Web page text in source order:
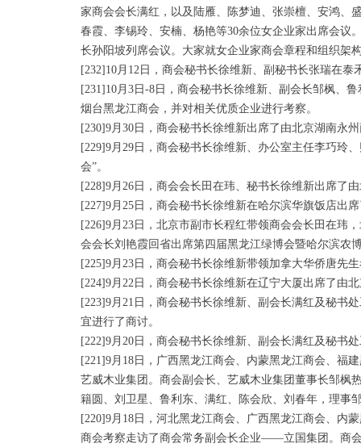
家商会会长满红，以及陆雁、陈梦迪、张崇檀、安鸿、
春霞、李锡玲、安楠、杨艳等30余位女企业家出席会议
长孙阳坡列席会议。大家就女企业家商会章程和组织架
[232]10月12日，商会秘书长徐维新、副秘书长张瑞在
[231]10月3日-8日，商会秘书长徐维新、副会长邹枫、
烟台黑龙江商会，并对相关优质企业进行考察。
[230]9月30日，商会秘书长徐维新出席了由北京湖南永
[229]9月29日，商会秘书长徐维新、办公室主任李巧玲
会”。
[228]9月26日，商会会长田在玮、秘书长徐维新出席了
[227]9月25日，商会秘书长徐维新在哈尔滨华旗饭店出
[226]9月23日，北京市副市长程红带领商会会长田在玮
会会长刘艳霞回省出席第四届黑龙江绿博会暨哈尔滨农
[225]9月23日，商会秘书长徐维新带领加拿大华侨唐
[224]9月22日，商会秘书长徐维新在辽宁大厦出席了由
[223]9月21日，商会秘书长徐维新、副会长满红及秘书
宜进行了商讨。
[222]9月20日，商会秘书长徐维新、副会长满红及秘书
[221]9月18日，广西黑龙江商会、内蒙黑龙江商会、
艺威木业集团。商会副会长、艺威木业集团董事长邹枫
籍圆、刘卫星、鲁利东、满红、陈会欣、刘春年，理事
[220]9月18日，河北黑龙江商会、广西黑龙江商会、内
商会考察走访了商会常务副会长企业——立国集团。商